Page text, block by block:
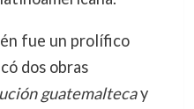
fue un prolífico
dos obras
guatemaltecay